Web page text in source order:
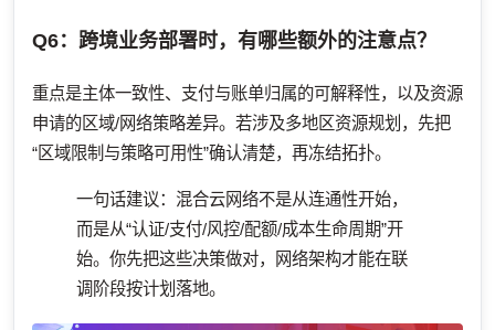
Q6：跨境业务部署时，有哪些额外的注意点？
重点是主体一致性、支付与账单归属的可解释性，以及资源
申请的区域/网络策略差异。若涉及多地区资源规划，先把
“区域限制与策略可用性”确认清楚，再冻结拓扑。
一句话建议：混合云网络不是从连通性开始，
而是从“认证/支付/风控/配额/成本生命周期”开
始。你先把这些决策做对，网络架构才能在联
调阶段按计划落地。